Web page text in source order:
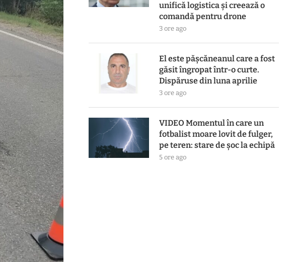
unifică logistica și creează o
comandă pentru drone
3 ore ago
El este pășcăneanul care a fost
găsit îngropat într-o curte.
Dispăruse din luna aprilie
3 ore ago
VIDEO Momentul în care un
fotbalist moare lovit de fulger,
pe teren: stare de șoc la echipă
5 ore ago